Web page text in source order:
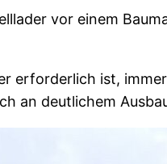
vor einem
erforderlich ist,
an deutlichem